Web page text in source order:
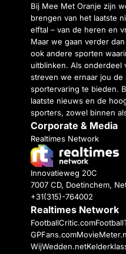
Bij Mee Met Oranje zijn
brengen van het laatste
elftal – van de heren en
Maar we gaan verder
ook andere sporten
uitblinken. Als onderdeel
streven we ernaar jou de
sportervaring te bieden.
laatste nieuws en de
sporters, zowel binnen
Corporate & Media
Realtimes Network
Innovatieweg 20C
7007 CD, Doetinchem,
+31(315)-764002
Realtimes Network
FootballCritic.com
GPFans.com
WijWedden.net